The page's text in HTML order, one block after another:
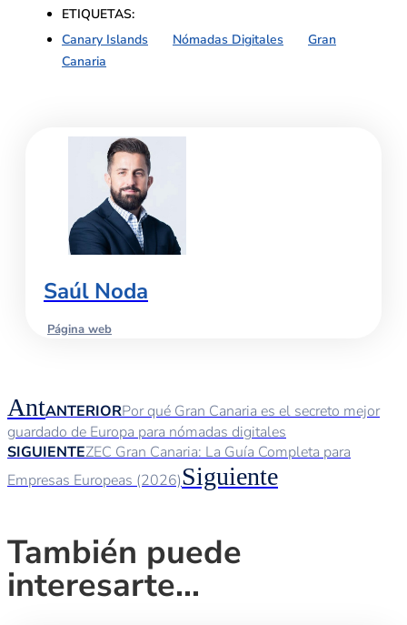
ETIQUETAS:
Canary Islands
Nómadas Digitales
Gran
Canaria
Saúl Noda
Página web
AntANTERIORPor qué Gran Canaria es el secreto mejor
guardado de Europa para nómadas digitales
SIGUIENTEZEC Gran Canaria: La Guía Completa para
Empresas Europeas (2026)Siguiente
También puede
interesarte...